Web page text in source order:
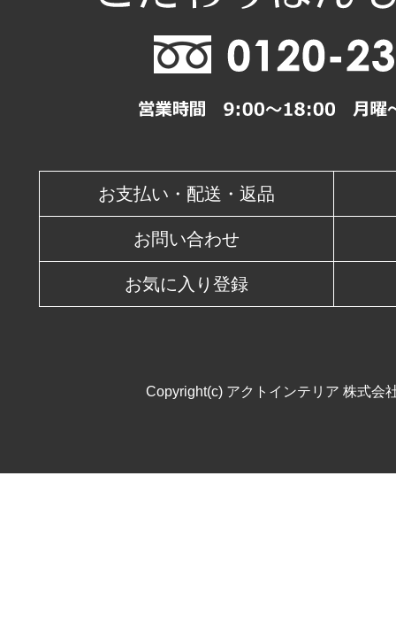
25 26 27 29
お支払い・配送・返品
お問い合わせ
お気に入り登録
Copyright(c) アクトインテリア 株式会